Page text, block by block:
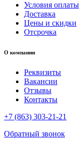
Условия оплаты
Доставка
Цены и скидки
Отсрочка
О компании
Реквизиты
Вакансии
Отзывы
Контакты
+7 (863) 303-21-21
Обратный звонок